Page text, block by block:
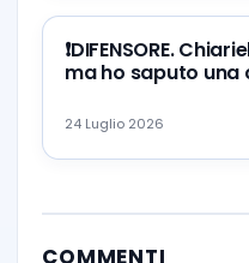
❗️DIFENSORE.
ma ho saputo una
24 Luglio 2026
COMMENTI